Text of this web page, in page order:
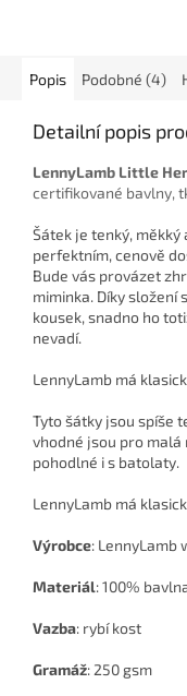
Popis Podobné (4)
Detailní popis
LennyLamb Little
certifikované bavlny,
Šátek je tenký, měkký
perfektním, cenově
Bude vás provázet
miminka. Díky složení
kousek, snadno ho
nevadí.
LennyLamb má
Tyto šátky jsou spíše
vhodné jsou pro malá
pohodlné i s batolaty.
LennyLamb má
Výrobce: LennyLamb
Materiál: 100%
Vazba: rybí kost
Gramáž: 250 gsm